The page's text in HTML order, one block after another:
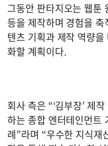
그동안 판타지오는 웹툰
등을 제작하며 경험을 축
텐츠 기획과 제작 역량
화할 계획이다.
회사 측은 “‘김부장’ 제
하는 종합 엔터테인먼트
례”라며 “우수한 지식재